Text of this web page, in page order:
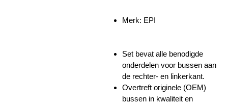
Merk: EPI
Set bevat alle benodigde
onderdelen voor bussen aan
de rechter- en linkerkant.
Overtreft originele (OEM)
bussen in kwaliteit en